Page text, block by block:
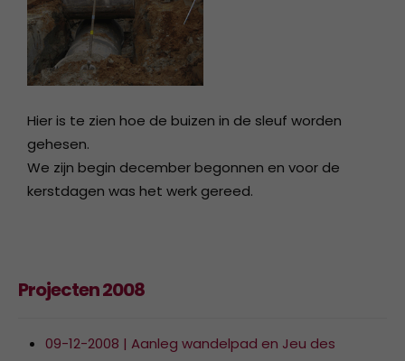
Hier is te zien hoe de buizen in de sleuf worden
gehesen.
We zijn begin december begonnen en voor de
kerstdagen was het werk gereed.
Projecten 2008
09-12-2008 | Aanleg wandelpad en Jeu des